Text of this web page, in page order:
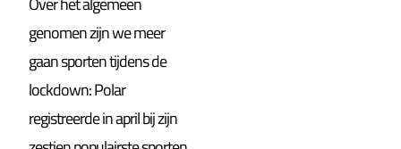
genomen zijn we meer
gaan sporten tijdens de
lockdown: Polar
registreerde in april bij zijn